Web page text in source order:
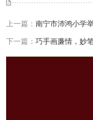
上一篇： 南宁市沛鸿小学
下一篇： 巧手画廉情，妙